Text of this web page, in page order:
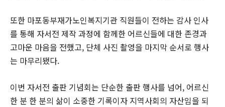
또한 마포동부재가노인복지기관 직원들이 전하는 감사 인사
를 통해 자서전 제작 과정에 함께한 어르신들에 대한 존경과
고마운 마음을 전했고, 단체 사진 촬영을 마지막 순서로 행사
는 마무리됐다.
이번 자서전 출판 기념회는 단순한 출판 행사를 넘어, 어르신
한 분 한 분의 삶이 소중한 기록이자 지역사회의 자산임을 되